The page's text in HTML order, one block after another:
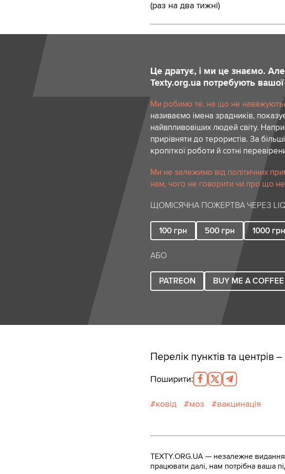
(раз на два тижні)
Це дратує, і ми це знаємо.
Texty.org.ua потребують
Ми робимо те, на що не
називаємо імена зрадників,
найвпливовіших людей світу.
прирівняти до терористів. За
кропіткої роботи й сотні
Ми не залежимо від політичних
нам, чого не говорити чи про що
ЩОМІСЯЧНА ПОЖЕРТВА ЧЕРЕЗ
100 грн 500 грн 1000 грн
АБО
PATREON BUY ME A COFFEE
Перелік пунктів та центрів –
Поширити:
ковід моз вакцинація
TEXTY.ORG.UA — незалежне
працювати далі, нам потрібна ваша